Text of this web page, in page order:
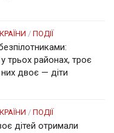
/ ПОДІЇ
трьох районах, троє
двоє — діти
/ ПОДІЇ
дітей отримали